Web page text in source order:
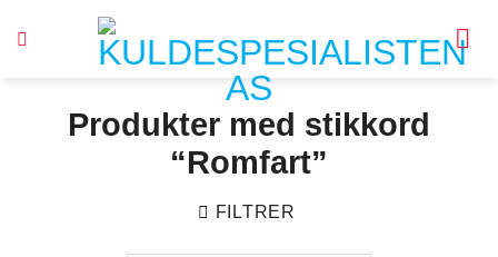
Produkter med stikkord
“Romfart”
FILTRER